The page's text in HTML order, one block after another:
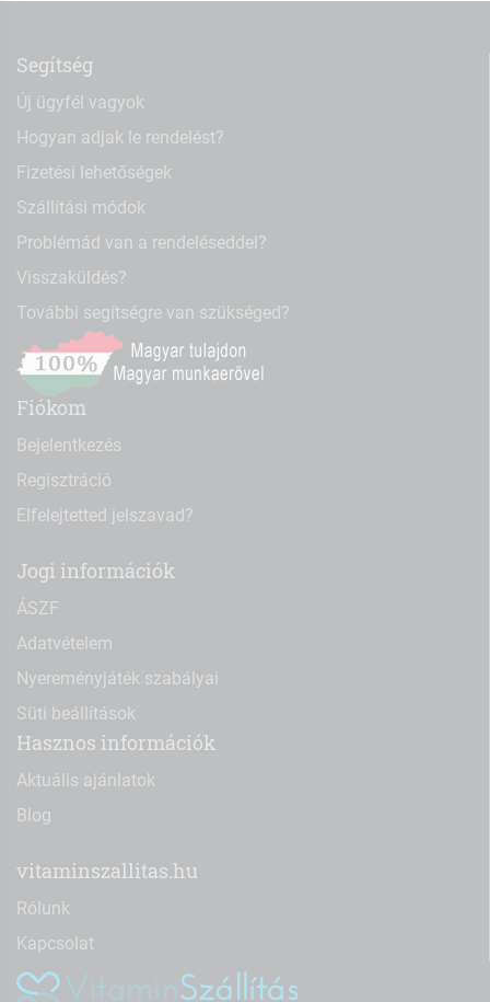
Segítség
Új ügyfél vagyok
Hogyan adjak le rendelést?
Fizetési lehetőségek
Szállítási módok
Problémád van a rendeléseddel?
Visszaküldés?
További segítségre van szükséged?
Fiókom
Bejelentkezés
Regisztráció
Elfelejtetted jelszavad?
Jogi információk
ÁSZF
Adatvételem
Nyereményjáték szabályai
Süti beállítások
Hasznos információk
Aktuális ajánlatok
Blog
vitaminszallitas.hu
Rólunk
Kapcsolat